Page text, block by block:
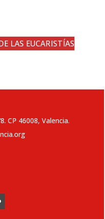
LAS EUCARISTÍAS
CP 46008, Valencia.